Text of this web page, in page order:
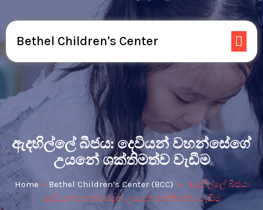
Bethel Children's Center
ඇදහිල්ලේ බීජය: දෙවියන් වහන්සේගේ
උයනේ ශක්තිමත්ව වැඩීම
Home » Bethel Children’s Center (BCC) » ඇදහිල්ලේ බීජය:
දෙවියන් වහන්සේගේ උයනේ ශක්තිමත්ව වැඩීම